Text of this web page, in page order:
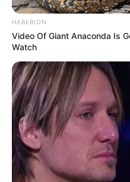
HABERION
Video Of Giant Anaconda Is
Watch